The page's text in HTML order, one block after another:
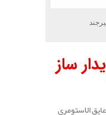
ساز